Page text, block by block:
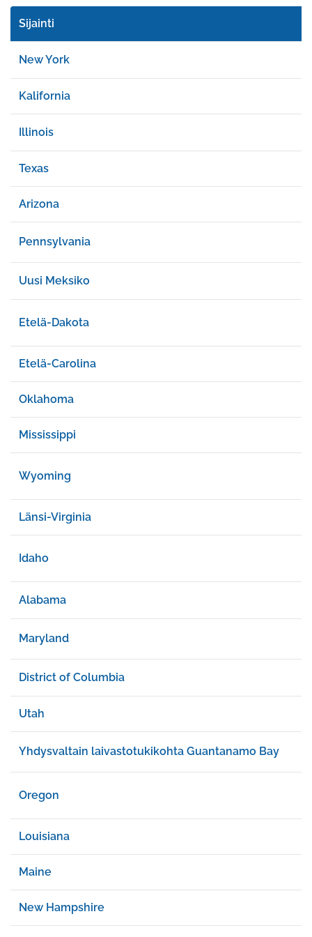
Sijainti
New York
Kalifornia
Illinois
Texas
Arizona
Pennsylvania
Uusi Meksiko
Etelä-Dakota
Etelä-Carolina
Oklahoma
Mississippi
Wyoming
Länsi-Virginia
Idaho
Alabama
Maryland
District of Columbia
Utah
Yhdysvaltain laivastotukikohta Guantanamo Bay
Oregon
Louisiana
Maine
New Hampshire